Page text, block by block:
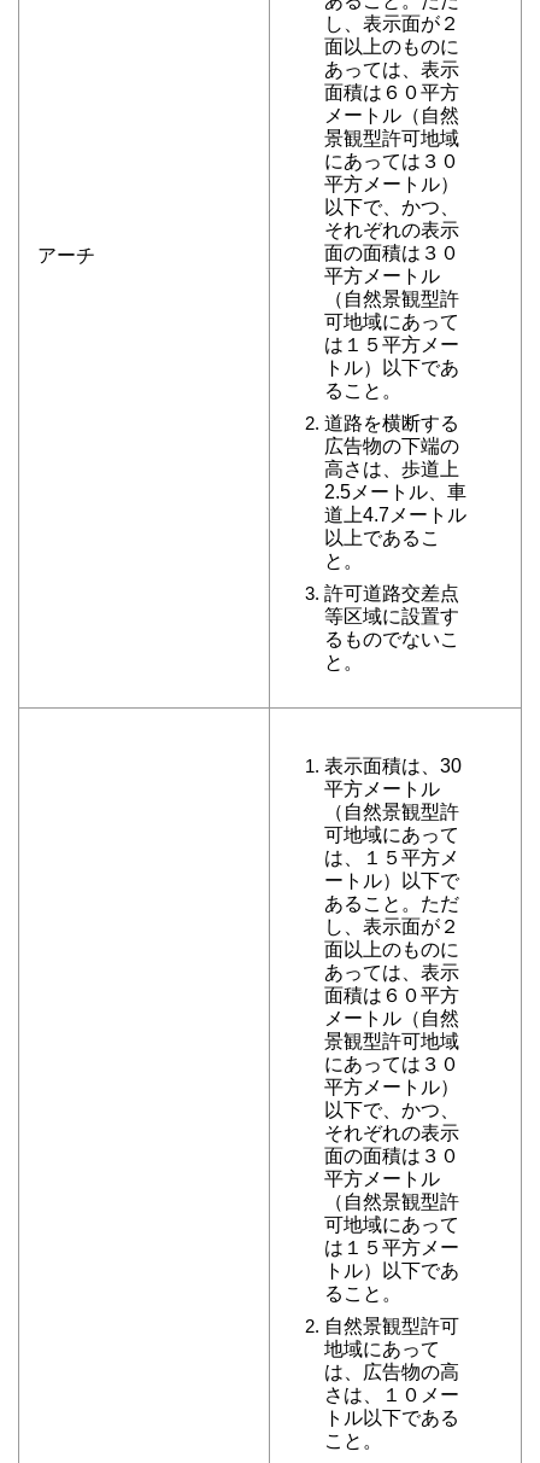
アーチ
し、表示面が２
面以上のものに
あっては、表示
面積は６０平方
メートル（自然
景観型許可地域
にあっては３０
平方メートル）
以下で、かつ、
それぞれの表示
面の面積は３０
平方メートル
（自然景観型許
可地域にあって
は１５平方メー
トル）以下であ
ること。
道路を横断する
広告物の下端の
高さは、歩道上
2.5メートル、車
道上4.7メートル
以上であるこ
と。
許可道路交差点
等区域に設置す
るものでないこ
と。
表示面積は、30
平方メートル
（自然景観型許
可地域にあって
は、１５平方メ
ートル）以下で
あること。ただ
し、表示面が２
面以上のものに
あっては、表示
面積は６０平方
メートル（自然
景観型許可地域
にあっては３０
平方メートル）
以下で、かつ、
それぞれの表示
面の面積は３０
平方メートル
（自然景観型許
可地域にあって
は１５平方メー
トル）以下であ
ること。
自然景観型許可
地域にあって
は、広告物の高
さは、１０メー
トル以下である
こと。